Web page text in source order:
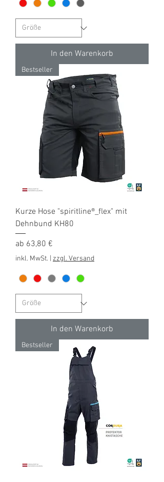
In den Warenkorb
Bestseller
Kurze Hose "spiritline®_flex" mit
Dehnbund KH80
ab 63,80 €
Sale-Preis
inkl. MwSt. zzgl. Versand
In den Warenkorb
Bestseller